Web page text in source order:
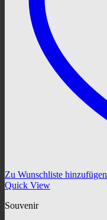
Zu Wunschliste hinzufügen
Quick View
Souvenir